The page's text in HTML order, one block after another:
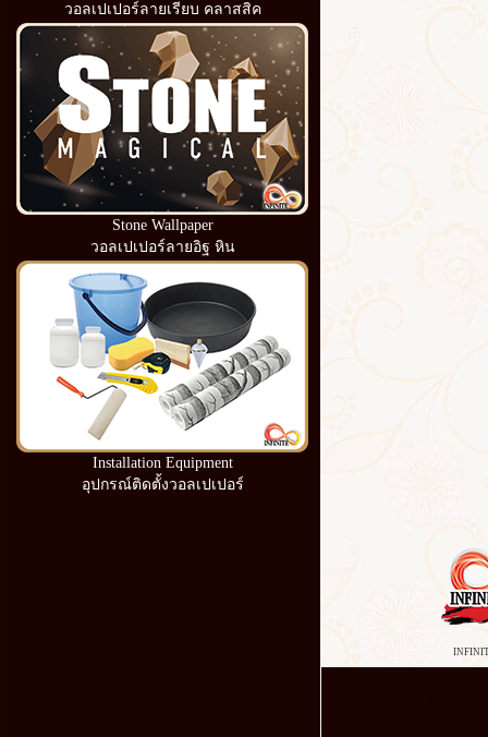
วอลเปเปอร์ลายเรียบ คลาสสิค
Stone Wallpaper
วอลเปเปอร์ลายอิฐ หิน
Installation Equipment
อุปกรณ์ติดตั้งวอลเปเปอร์